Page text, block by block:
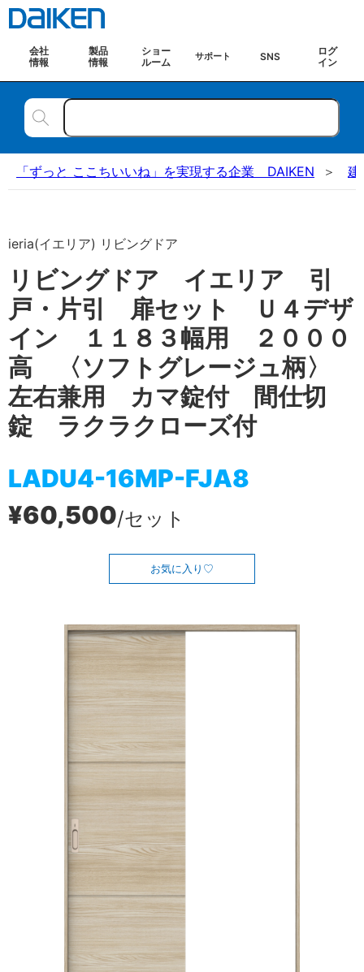
会社
情報
製品
情報
ショー
ルーム
サポート SNS
ログ
イン
「ずっと ここちいいね」を実現する企業 DAIKEN 建
ieria(イエリア) リビングドア
リビングドア イエリア 引
戸・片引 扉セット Ｕ４デザ
イン １１８３幅用 ２０００
高 〈ソフトグレージュ柄〉
左右兼用 カマ錠付 間仕切
錠 ラクラクローズ付
LADU4-16MP-FJA8
¥60,500/セット
お気に入り